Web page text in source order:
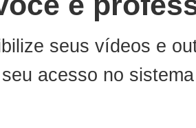
seus vídeos e
acesso no